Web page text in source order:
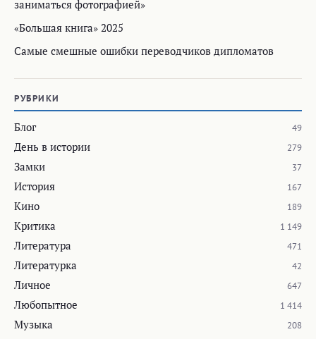
заниматься фотографией»
«Большая книга» 2025
Самые смешные ошибки переводчиков дипломатов
РУБРИКИ
Блог 49
День в истории 279
Замки 37
История 167
Кино 189
Критика 1 149
Литература 471
Литературка 42
Личное 647
Любопытное 1 414
Музыка 208